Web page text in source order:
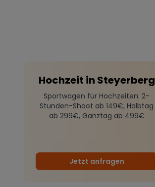
Hochzeit in Steyerberg
Sportwagen für Hochzeiten: 2-
Stunden-Shoot ab 149€, Halbtag
ab 299€, Ganztag ab 499€
Jetzt anfragen